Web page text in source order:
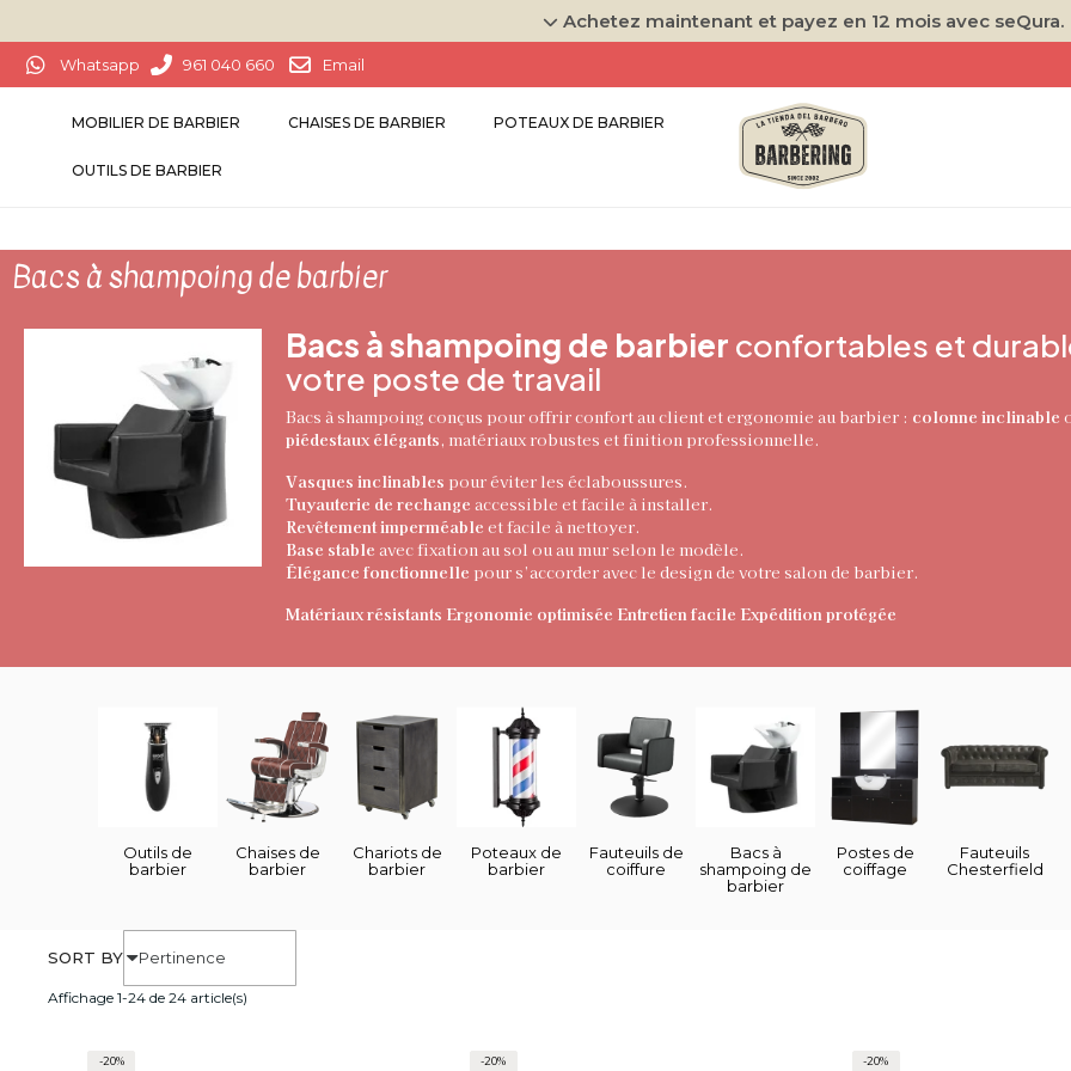
Achetez maintenant et payez en 12 mois avec seQura.
Whatsapp 961 040 660 Email
MOBILIER DE BARBIER CHAISES DE BARBIER POTEAUX DE BARBIER
OUTILS DE BARBIER
Bacs à shampoing de barbier
Bacs à shampoing de barbier confortables et
votre poste de travail
Bacs à shampoing conçus pour offrir confort au client et ergonomie au barbier : colonne inclinable
piédestaux élégants, matériaux robustes et finition professionnelle.
Vasques inclinables pour éviter les éclaboussures.
Tuyauterie de rechange accessible et facile à installer.
Revêtement imperméable et facile à nettoyer.
Base stable avec fixation au sol ou au mur selon le modèle.
Élégance fonctionnelle pour s’accorder avec le design de votre salon de barbier.
Matériaux résistants Ergonomie optimisée Entretien facile Expédition protégée
Outils de
barbier
Chaises de
barbier
Chariots de
barbier
Poteaux de
barbier
Fauteuils de
coiffure
Bacs à
shampoing de
barbier
Postes de
coiffage
Fauteuils
Chesterfield
SORT BY
Affichage 1-24 de 24 article(s)
-20% -20% -20%